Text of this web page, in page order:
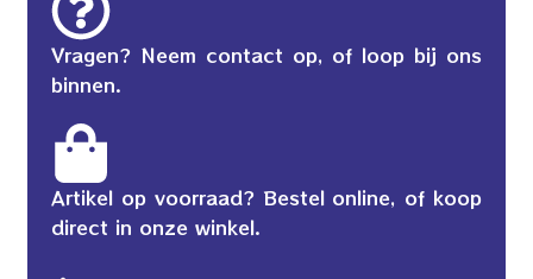
Vragen? Neem contact op, of loop bij ons
binnen.
Artikel op voorraad? Bestel online, of koop
direct in onze winkel.